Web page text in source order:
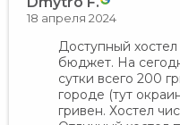
18 апреля 2024
Доступный
бюджет. На
сутки всего 200
городе (тут
гривен. Хостел